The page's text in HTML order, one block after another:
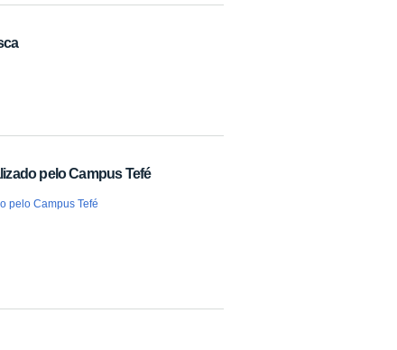
pelo Campus Tefé
pelo Campus Tefé